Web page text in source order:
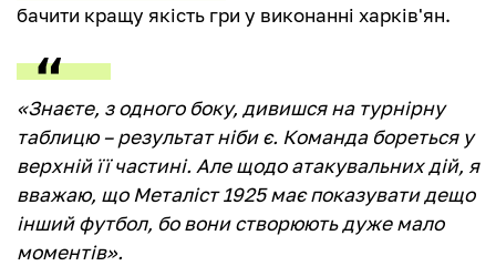
бачити кращу якість гри у виконанні харків'ян.
«Знаєте, з одного боку, дивишся на турнірну
таблицю – результат ніби є. Команда бореться у
верхній її частині. Але щодо атакувальних дій, я
вважаю, що Металіст 1925 має показувати дещо
інший футбол, бо вони створюють дуже мало
моментів».